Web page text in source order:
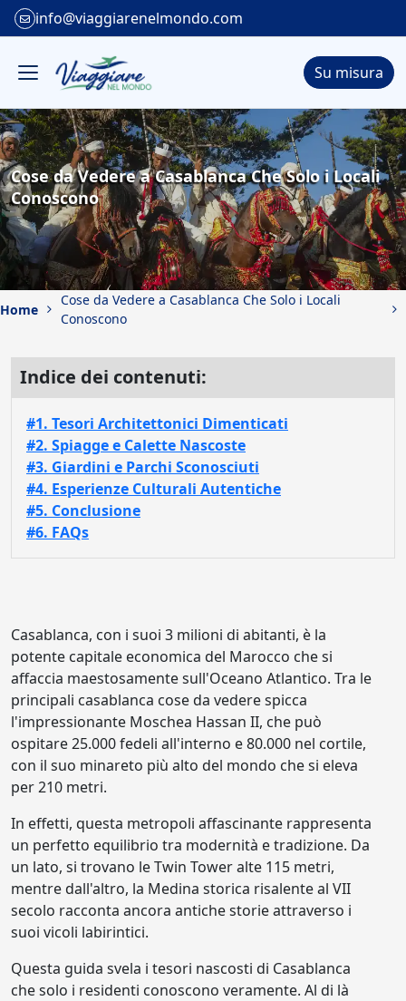
info@viaggiarenelmondo.com
Su misura
Cose da Vedere a Casablanca Che Solo i Locali
Conoscono
Home
Cose da Vedere a Casablanca Che Solo i Locali
Conoscono
Indice dei contenuti:
#1. Tesori Architettonici Dimenticati
#2. Spiagge e Calette Nascoste
#3. Giardini e Parchi Sconosciuti
#4. Esperienze Culturali Autentiche
#5. Conclusione
#6. FAQs
Casablanca, con i suoi 3 milioni di abitanti, è la
potente capitale economica del Marocco che si
affaccia maestosamente sull'Oceano Atlantico. Tra le
principali casablanca cose da vedere spicca
l'impressionante Moschea Hassan II, che può
ospitare 25.000 fedeli all'interno e 80.000 nel cortile,
con il suo minareto più alto del mondo che si eleva
per 210 metri.
In effetti, questa metropoli affascinante rappresenta
un perfetto equilibrio tra modernità e tradizione. Da
un lato, si trovano le Twin Tower alte 115 metri,
mentre dall'altro, la Medina storica risalente al VII
secolo racconta ancora antiche storie attraverso i
suoi vicoli labirintici.
Questa guida svela i tesori nascosti di Casablanca
che solo i residenti conoscono veramente. Al di là